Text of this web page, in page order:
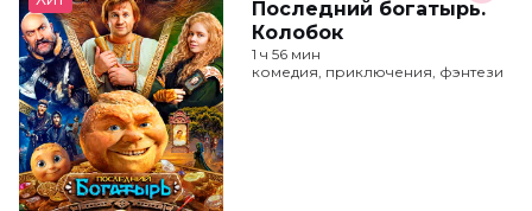
Последний богатырь.
Колобок
1 ч 56 мин
комедия, приключения, фэнтези